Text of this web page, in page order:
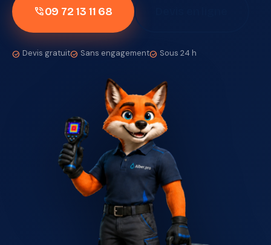
phone_in_talk09 72 13 11 68
check_circle Devis gratuitcheck_circle Sans engagementcheck_circle Sous 24 h